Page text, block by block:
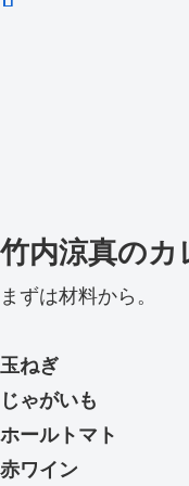
竹内涼真のカ
まずは材料から。
玉ねぎ
じゃがいも
ホールトマト
赤ワイン